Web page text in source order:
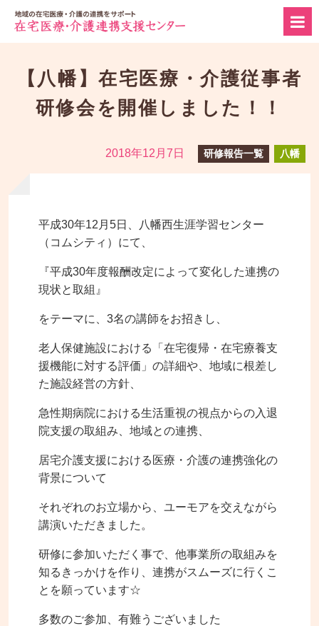
【八幡】在宅医療・介護従事者
研修会を開催しました！！
2018年12月7日 研修報告一覧 八幡
平成30年12月5日、八幡西生涯学習センター
（コムシティ）にて、
『平成30年度報酬改定によって変化した連携の
現状と取組』
をテーマに、3名の講師をお招きし、
老人保健施設における「在宅復帰・在宅療養支
援機能に対する評価」の詳細や、地域に根差し
た施設経営の方針、
急性期病院における生活重視の視点からの入退
院支援の取組み、地域との連携、
居宅介護支援における医療・介護の連携強化の
背景について
それぞれのお立場から、ユーモアを交えながら
講演いただきました。
研修に参加いただく事で、他事業所の取組みを
知るきっかけを作り、連携がスムーズに行くこ
とを願っています☆
多数のご参加、有難うございました